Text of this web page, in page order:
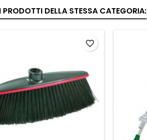
PRODOTTI DELLA STESSA CATEGORIA:
favorite_border